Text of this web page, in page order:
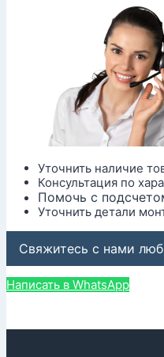
Уточнить наличие
Консультация по
Помочь с
Уточнить детали
Свяжитесь с нами
Написать в WhatsApp